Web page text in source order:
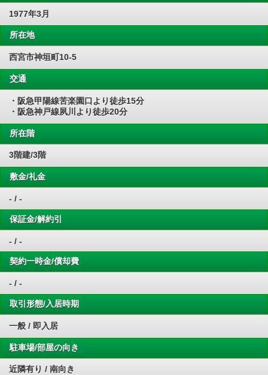
1977年3月
所在地
西宮市神垣町10-5
交通
・阪急甲陽線苦楽園口より徒歩15分
・阪急神戸線夙川より徒歩20分
所在階
3階建/3階
敷金/礼金
- / -
保証金/解約引
- / -
契約一時金/償却費
- / -
取引形態/入居時期
一般 / 即入居
駐車場/部屋の向き
近隣有り / 南向き